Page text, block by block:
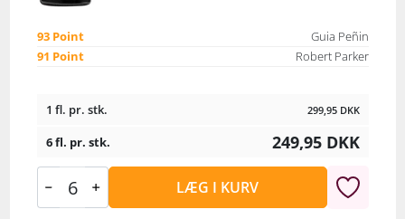
93 Point
Guia Peñin
91 Point
Robert Parker
1 fl. pr. stk. 299,95 DKK
6 fl. pr. stk. 249,95 DKK
LÆG I KURV